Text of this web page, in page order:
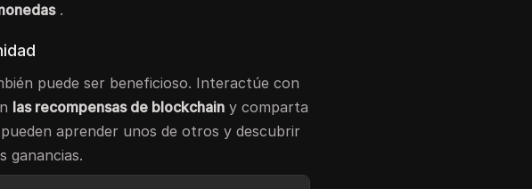
.
puede ser beneficioso. Interactúe con
las recompensas de blockchain y comparta
aprender unos de otros y descubrir
ganancias.